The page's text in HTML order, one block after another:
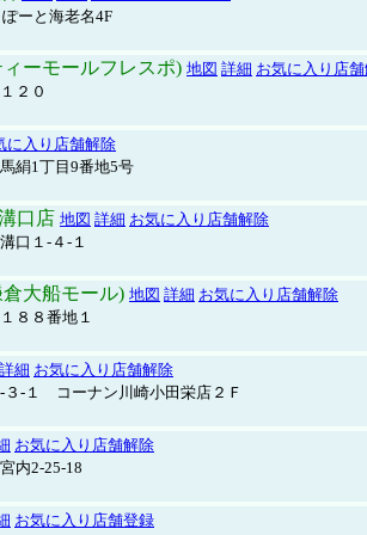
ーと海老名4F
ーモールフレスポ) 地図 詳細 お気に入り店
２０
に入り店舗解除
絹1丁目9番地5号
口店 地図 詳細 お気に入り店舗解除
口１-４-１
大船モール) 地図 詳細 お気に入り店舗解除
８８番地１
詳細 お気に入り店舗解除
３‐１ コーナン川崎小田栄店２Ｆ
お気に入り店舗解除
内2-25-18
お気に入り店舗登録